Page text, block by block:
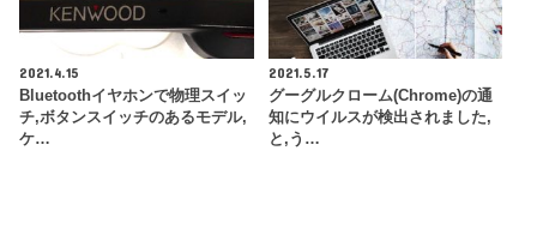
2021.4.15
Bluetoothイヤホンで物理スイッ
チ,ボタンスイッチのあるモデル,
ケ…
2021.5.17
グーグルクローム(Chrome)の通
知にウイルスが検出されました,
と,う…